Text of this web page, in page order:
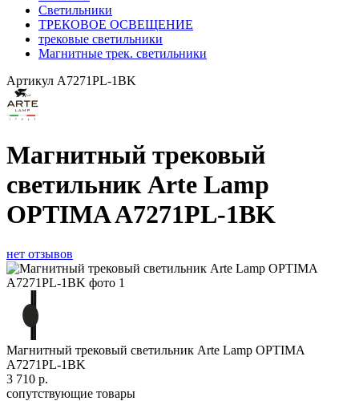
Светильники
ТРЕКОВОЕ ОСВЕЩЕНИЕ
трековые светильники
Магнитные трек. светильники
Артикул A7271PL-1BK
Магнитный трековый
светильник Arte Lamp
OPTIMA A7271PL-1BK
нет отзывов
Магнитный трековый светильник Arte Lamp OPTIMA
A7271PL-1BK
3 710 р.
сопутствующие товары